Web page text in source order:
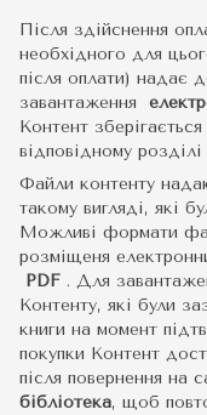
Після здійснення
необхідного для
після оплати) надає
завантаження
Контент
відповідному
Файли контенту
такому вигляді, які
Можливі формати
розміщеня
PDF . Для
Контенту, які були
книги на момент
покупки Контент
після повернення на
бібліотека, щоб